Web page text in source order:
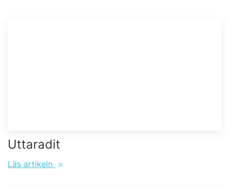
Uttaradit
Läs artikeln